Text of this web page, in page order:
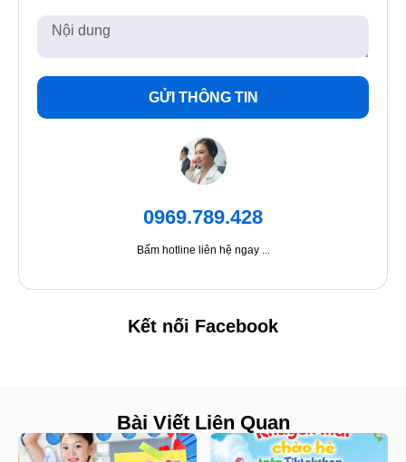
GỬI THÔNG TIN
0969.789.428
Bấm hotline liên hệ ngay ...
Kết nối Facebook
Bài Viết Liên Quan